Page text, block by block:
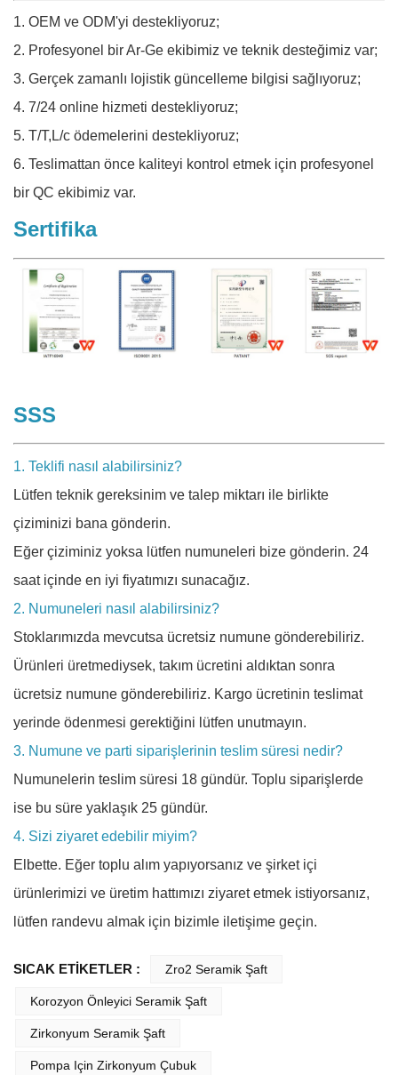
1. OEM ve ODM'yi destekliyoruz;
2. Profesyonel bir Ar-Ge ekibimiz ve teknik desteğimiz var;
3. Gerçek zamanlı lojistik güncelleme bilgisi sağlıyoruz;
4. 7/24 online hizmeti destekliyoruz;
5. T/T,L/c ödemelerini destekliyoruz;
6. Teslimattan önce kaliteyi kontrol etmek için profesyonel
bir QC ekibimiz var.
Sertifika
SSS
1. Teklifi nasıl alabilirsiniz?
Lütfen teknik gereksinim ve talep miktarı ile birlikte
çiziminizi bana gönderin.
Eğer çiziminiz yoksa lütfen numuneleri bize gönderin. 24
saat içinde en iyi fiyatımızı sunacağız.
2. Numuneleri nasıl alabilirsiniz?
Stoklarımızda mevcutsa ücretsiz numune gönderebiliriz.
Ürünleri üretmediysek, takım ücretini aldıktan sonra
ücretsiz numune gönderebiliriz. Kargo ücretinin teslimat
yerinde ödenmesi gerektiğini lütfen unutmayın.
3. Numune ve parti siparişlerinin teslim süresi nedir?
Numunelerin teslim süresi 18 gündür. Toplu siparişlerde
ise bu süre yaklaşık 25 gündür.
4. Sizi ziyaret edebilir miyim?
Elbette. Eğer toplu alım yapıyorsanız ve şirket içi
ürünlerimizi ve üretim hattımızı ziyaret etmek istiyorsanız,
lütfen randevu almak için bizimle iletişime geçin.
SICAK ETİKETLER : Zro2 Seramik Şaft
Korozyon Önleyici Seramik Şaft
Zirkonyum Seramik Şaft
Pompa Için Zirkonyum Çubuk